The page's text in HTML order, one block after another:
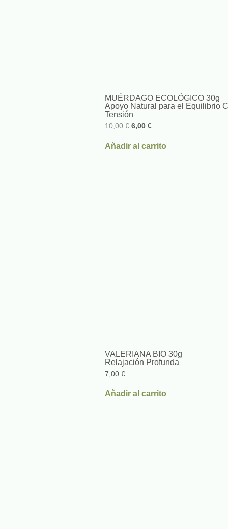
MUÉRDAGO ECOLÓGICO 30g
Apoyo Natural para el Equilibrio
Tensión
10,00 € 6,00 €
Añadir al carrito
VALERIANA BIO 30g
Relajación Profunda
7,00 €
Añadir al carrito